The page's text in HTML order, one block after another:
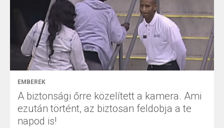
EMBEREK
A biztonsági őrre közelített a kamera. Ami
ezután történt, az biztosan feldobja a te
napod is!